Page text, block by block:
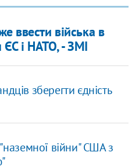
ввести війська в
ЄС і НАТО, - ЗМІ
зберегти єдність
війни" США з